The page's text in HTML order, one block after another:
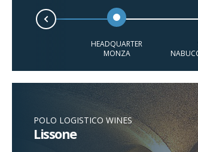
HEADQUARTER
MONZA
Prev
POLO LOGISTICO WINES
Lissone